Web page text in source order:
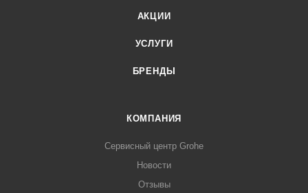
АКЦИИ
УСЛУГИ
БРЕНДЫ
КОМПАНИЯ
Сервисный центр Grohe
Новости
Отзывы